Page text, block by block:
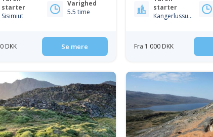
starter
Sisimiut
Varighed
5.5 time
DKK Se mere
starter
Kangerlussuaq
Fra 1 000 DKK